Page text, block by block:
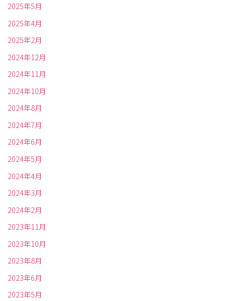
2025年5月
2025年4月
2025年2月
2024年12月
2024年11月
2024年10月
2024年8月
2024年7月
2024年6月
2024年5月
2024年4月
2024年3月
2024年2月
2023年11月
2023年10月
2023年8月
2023年6月
2023年5月